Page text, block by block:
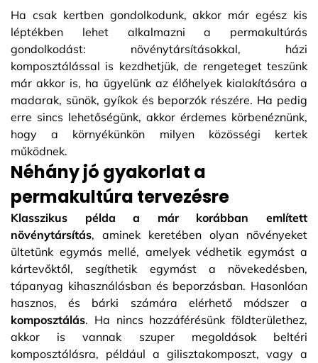
Ha csak kertben gondolkodunk, akkor már egész kis
léptékben lehet alkalmazni a permakultúrás
gondolkodást: növénytársításokkal, házi
komposztálással is kezdhetjük, de rengeteget teszünk
már akkor is, ha ügyelünk az élőhelyek kialakítására a
madarak, sünök, gyíkok és beporzók részére. Ha pedig
erre sincs lehetőségünk, akkor érdemes körbenéznünk,
hogy a környékünkön milyen közösségi kertek
működnek.
Néhány jó gyakorlat a
permakultúra tervezésre
Klasszikus példa a már korábban említett
növénytársítás, aminek keretében olyan növényeket
ültetünk egymás mellé, amelyek védhetik egymást a
kártevőktől, segíthetik egymást a növekedésben,
tápanyag kihasználásban és beporzásban. Hasonlóan
hasznos, és bárki számára elérhető módszer a
komposztálás. Ha nincs hozzáférésünk földterülethez,
akkor is vannak szuper megoldások beltéri
komposztálásra, például a gilisztakomposzt, vagy a